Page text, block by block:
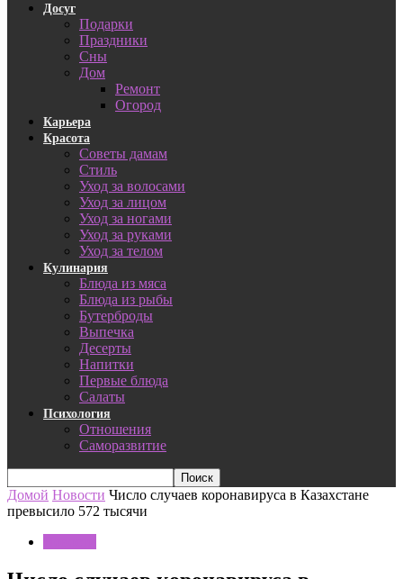
Досуг
Подарки
Праздники
Сны
Дом
Ремонт
Огород
Карьера
Красота
Советы дамам
Стиль
Уход за волосами
Уход за лицом
Уход за ногами
Уход за руками
Уход за телом
Кулинария
Блюда из мяса
Блюда из рыбы
Бутерброды
Выпечка
Десерты
Напитки
Первые блюда
Салаты
Психология
Отношения
Саморазвитие
Домой Новости Число случаев коронавируса в Казахстане
превысило 572 тысячи